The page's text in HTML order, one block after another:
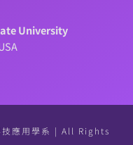
University
應用學系 | All Rights